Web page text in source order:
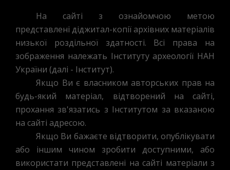
На сайті з ознайомчою метою
представлені діджитал-копії архівних матеріалів
низької роздільної здатності. Всі права на
зображення належать Інституту археології НАН
України (далі - Інститут).
Якщо Ви є власником авторських прав на
будь-який матеріал, відтворений на сайті,
прохання зв'язатись з Інститутом за вказаною
на сайті адресою.
Якщо Ви бажаєте відтворити, опублікувати
або іншим чином зробити доступними, або
використати представлені на сайті матеріали з